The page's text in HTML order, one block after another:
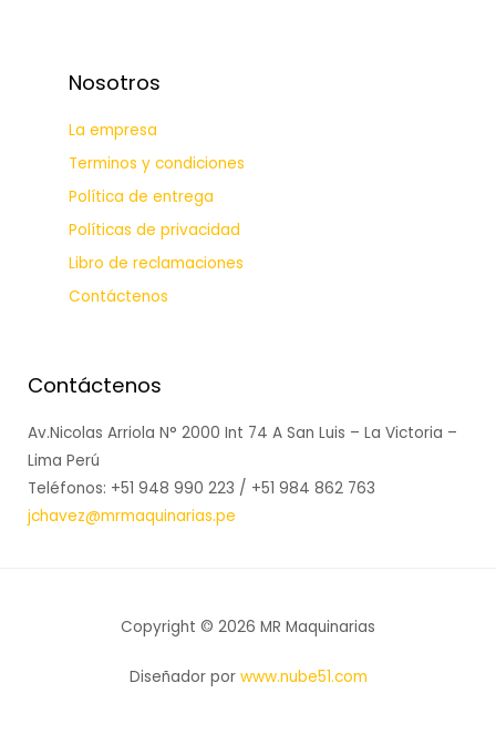
Nosotros
La empresa
Terminos y condiciones
Política de entrega
Políticas de privacidad
Libro de reclamaciones
Contáctenos
Contáctenos
Av.Nicolas Arriola N° 2000 Int 74 A San Luis – La Victoria –
Lima Perú
Teléfonos: +51 948 990 223 / +51 984 862 763
jchavez@mrmaquinarias.pe
Copyright © 2026 MR Maquinarias
Diseñador por www.nube51.com